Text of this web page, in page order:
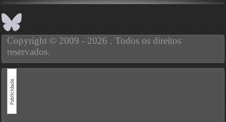
Copyright © 2009 - 2026 . Todos os direitos
reservados.